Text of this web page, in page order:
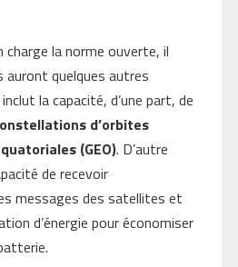
charge la norme ouverte, il
auront quelques autres
la capacité, d’une part, de
d’orbites
(GEO). D’autre
de recevoir
messages des satellites et
d’énergie pour économiser